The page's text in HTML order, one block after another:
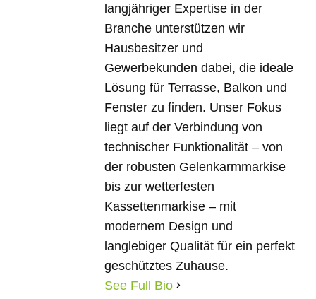
langjähriger Expertise in der
Branche unterstützen wir
Hausbesitzer und
Gewerbekunden dabei, die ideale
Lösung für Terrasse, Balkon und
Fenster zu finden. Unser Fokus
liegt auf der Verbindung von
technischer Funktionalität – von
der robusten Gelenkarmmarkise
bis zur wetterfesten
Kassettenmarkise – mit
modernem Design und
langlebiger Qualität für ein perfekt
geschütztes Zuhause.
See Full Bio